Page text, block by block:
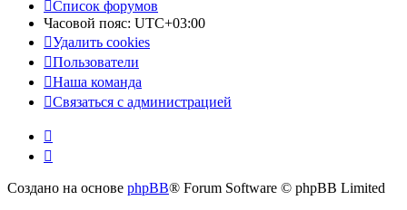
Список форумов
Часовой пояс: UTC+03:00
Удалить cookies
Пользователи
Наша команда
Связаться с администрацией
Создано на основе phpBB® Forum Software © phpBB Limited